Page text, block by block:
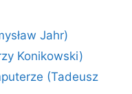
Jahr)
Konikowski)
(Tadeusz